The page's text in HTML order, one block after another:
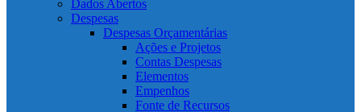
Dados Abertos
Despesas
Despesas Orçamentárias
Ações e Projetos
Contas Despesas
Elementos
Empenhos
Fonte de Recursos